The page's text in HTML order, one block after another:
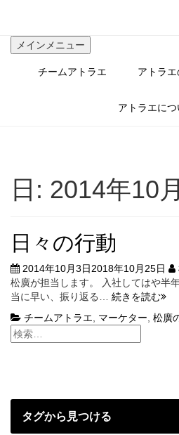
メインメニュー
チームアトラエ アトラエ
アトラエにつ
日: 2014年10
日々の行動
2014年10月3日2018年10月25日
松廣が担当します。 入社してはや半
当に早い、振り返る… 続きを読む日々
行
チームアトラエ マーケター 松廣
タグから見つける